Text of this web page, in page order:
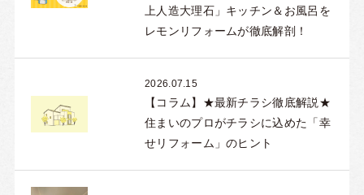
上人造大理石」キッチン＆お風呂を
レモンリフォームが徹底解剖！
2026.07.15
【コラム】★最新チラシ徹底解説★
住まいのプロがチラシに込めた「幸
せリフォーム」のヒント